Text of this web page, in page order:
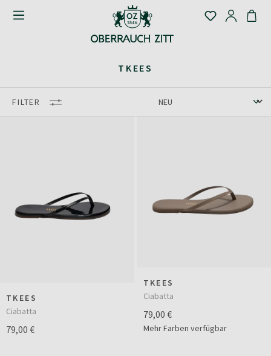
TKEES
FILTER
TKEES
Ciabatta
79,00 €
TKEES
Ciabatta
79,00 €
Mehr Farben verfügbar